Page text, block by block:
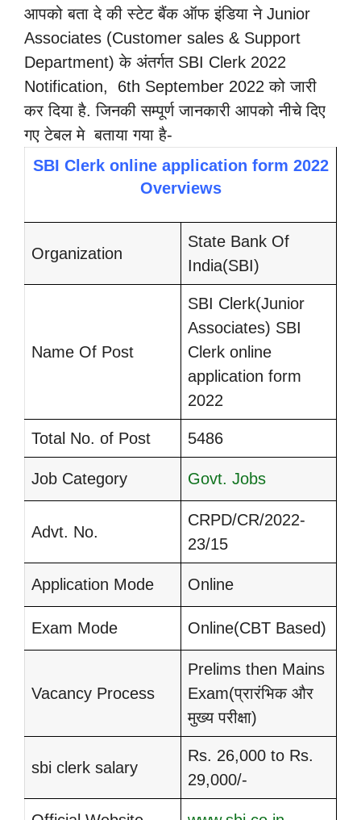
आपको बता दे की स्टेट बैंक ऑफ इंडिया ने Junior
Associates (Customer sales & Support
Department) के अंतर्गत SBI Clerk 2022
Notification, 6th September 2022 को जारी
कर दिया है. जिनकी सम्पूर्ण जानकारी आपको नीचे दिए
गए टेबल मे बताया गया है-
SBI Clerk online application form 2022
Overviews
Organization
State Bank Of
India(SBI)
Name Of Post
SBI Clerk(Junior
Associates) SBI
Clerk online
application form
2022
Total No. of Post 5486
Job Category Govt. Jobs
Advt. No.
CRPD/CR/2022-
23/15
Application Mode Online
Exam Mode Online(CBT Based)
Vacancy Process
Prelims then Mains
Exam(प्रारंभिक और
मुख्य परीक्षा)
sbi clerk salary
Rs. 26,000 to Rs.
29,000/-